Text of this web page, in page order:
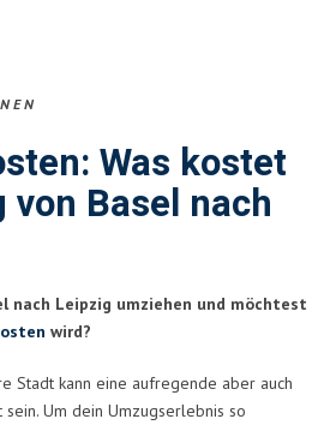
Was kostet
von Basel nach
nach Leipzig umziehen und möchtest
wird?
Stadt kann eine aufregende aber auch
Um dein Umzugserlebnis so